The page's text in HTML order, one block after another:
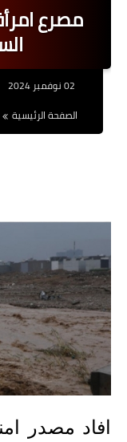
مصرع
الصفحة الرئيسية